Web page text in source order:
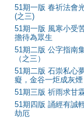
51期一版 春祈法會
(之三)
51期一版 風寒小受
擔待為眾生
51期二版 公字指南
（之三）
51期二版 石崇私心
癡，金谷一炬成灰煙
51期三版 祈雨求甘
51期四版 誦經有誠
劫厄